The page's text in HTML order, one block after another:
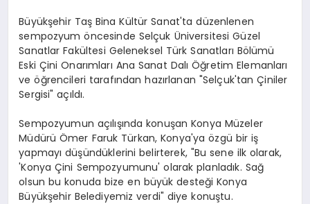
Büyükşehir Taş Bina Kültür Sanat'ta düzenlenen
sempozyum öncesinde Selçuk Üniversitesi Güzel
Sanatlar Fakültesi Geleneksel Türk Sanatları Bölümü
Eski Çini Onarımları Ana Sanat Dalı Öğretim Elemanları
ve öğrencileri tarafından hazırlanan "Selçuk'tan Çiniler
Sergisi" açıldı.
Sempozyumun açılışında konuşan Konya Müzeler
Müdürü Ömer Faruk Türkan, Konya'ya özgü bir iş
yapmayı düşündüklerini belirterek, "Bu sene ilk olarak,
'Konya Çini Sempozyumunu' olarak planladık. Sağ
olsun bu konuda bize en büyük desteği Konya
Büyükşehir Belediyemiz verdi" diye konuştu.